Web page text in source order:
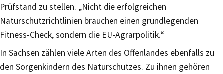
Prüfstand zu stellen. „Nicht die erfolgreichen
Naturschutzrichtlinien brauchen einen grundlegenden
Fitness-Check, sondern die EU-Agrarpolitik.“
In Sachsen zählen viele Arten des Offenlandes ebenfalls zu
den Sorgenkindern des Naturschutzes. Zu ihnen gehören